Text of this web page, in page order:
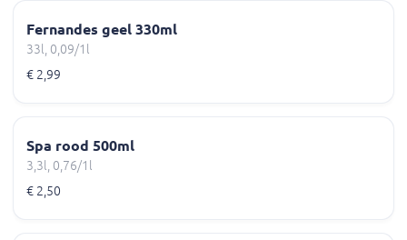
Fernandes geel 330ml
33l, 0,09/1l
€ 2,99
Spa rood 500ml
3,3l, 0,76/1l
€ 2,50